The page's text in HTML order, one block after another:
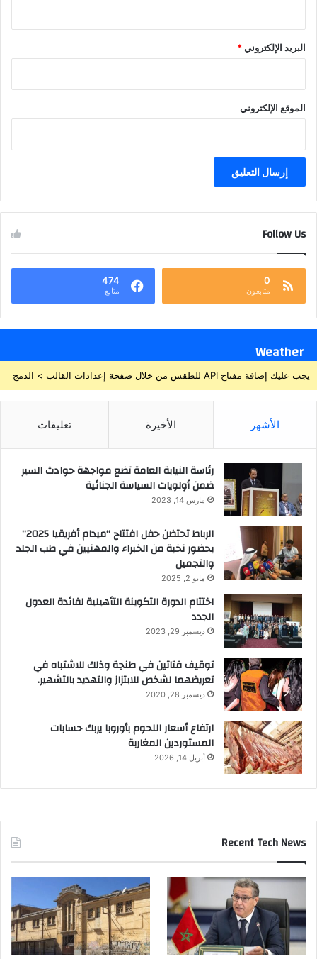
البريد الإلكتروني*
الموقع الإلكتروني
Follow Us
0
متابعون
474
متابع
Weather
يجب عليك إضافة مفتاح API للطقس من خلال صفحة إعدادات القالب > الدمج
الأشهر الأخيرة تعليقات
رئاسة النيابة العامة تضع مواجهة حوادث السير
ضمن أولويات السياسة الجنائية
مارس 14, 2023
الرباط تحتضن حفل افتتاح “ميدام أفريقيا 2025”
بحضور نخبة من الخبراء والمهنيين في طب الجلد
والتجميل
مايو 2, 2025
اختتام الدورة التكوينة التأهيلية لفائدة العدول
الجدد
ديسمبر 29, 2023
توقيف فتاتين في طنجة وذلك للاشتباه في
تعريضهما لشخص للابتزاز والتهديد بالتشهير.
ديسمبر 28, 2020
ارتفاع أسعار اللحوم بأوروبا يربك حسابات
المستوردين المغاربة
أبريل 14, 2026
Recent Tech News